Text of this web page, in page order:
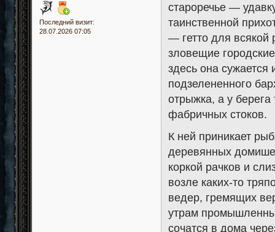
Последний визит:
28.07.2026 07:05
староречье —
таинственной
— гетто для всякой
зловещие
здесь она сужается
подзелененного
отрыжка, а у
фабричных стоков.
К ней приникает
деревянных
коркой рачков и
возле каких-то
ведер, гремящих
утрам
сочатся в дома